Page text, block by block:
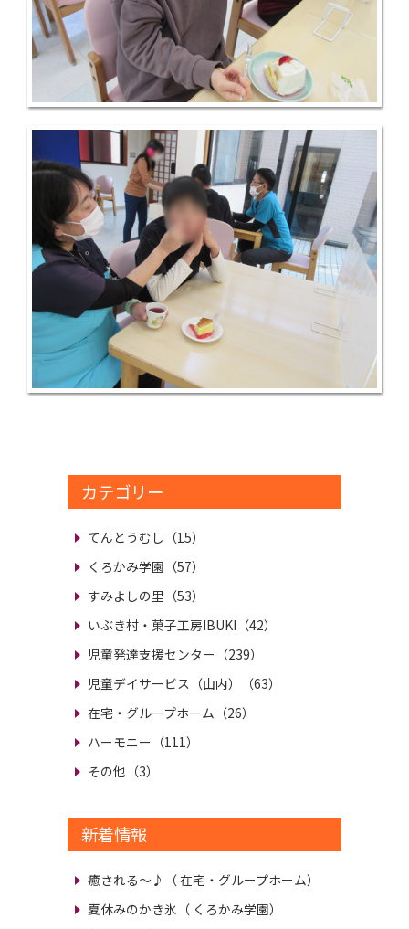
カテゴリー
てんとうむし（15）
くろかみ学園（57）
すみよしの里（53）
いぶき村・菓子工房IBUKI（42）
児童発達支援センター（239）
児童デイサービス（山内）（63）
在宅・グループホーム（26）
ハーモニー（111）
その他（3）
新着情報
癒される～♪
（ 在宅・グループホーム）
夏休みのかき氷 （ くろかみ学園）